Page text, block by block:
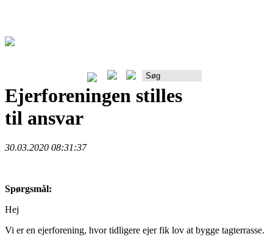
Ejerforeningen stilles
til ansvar
30.03.2020 08:31:37
Spørgsmål:
Hej
Vi er en ejerforening, hvor tidligere ejer fik lov at bygge tagterrasse.